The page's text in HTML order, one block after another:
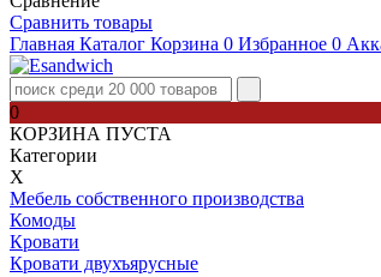
Сравнить товары
Главная Каталог Корзина 0 Избранное 0
0
КОРЗИНА ПУСТА
Категории
Х
Мебель собственного производства
Комоды
Кровати
Кровати двухъярусные